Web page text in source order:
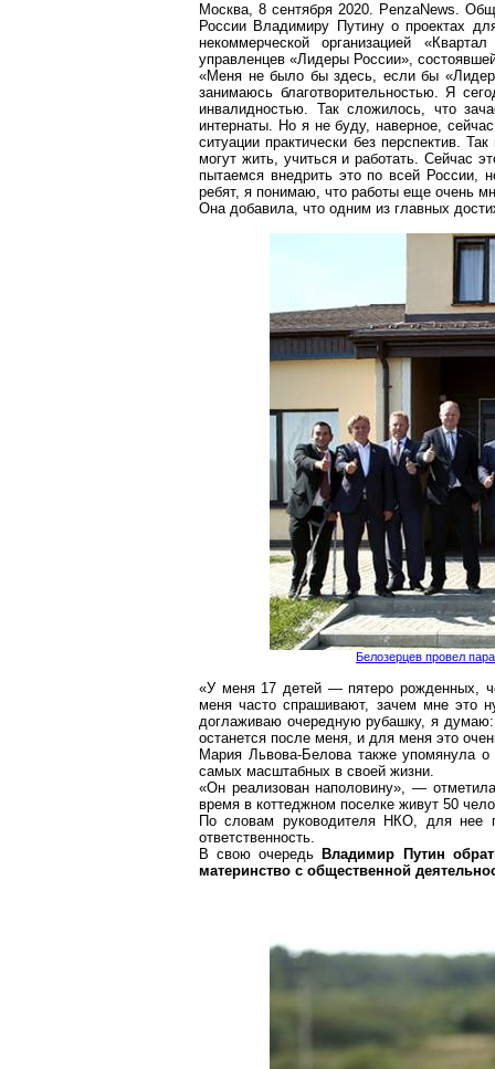
Москва, 8 сентября 2020. PenzaNews.
России Владимиру Путину о проектах
некоммерческой организацией
управленцев «Лидеры России»,
«Меня не было бы здесь, если бы
занимаюсь благотворительностью. Я
инвалидностью. Так сложилось, что
интернаты. Но я не буду, наверное,
ситуации практически без перспектив.
могут жить, учиться и работать. Сейчас
пытаемся внедрить это по всей России,
ребят, я понимаю, что работы еще очень
Она добавила, что одним из главных
Белозерцев провел
«У меня 17 детей — пятеро рожденных,
меня часто спрашивают, зачем мне это
доглаживаю очередную рубашку, я
останется после меня, и для меня это
Мария Львова-Белова также упомянула о
самых масштабных в своей жизни.
«Он реализован наполовину», —
время в коттеджном поселке живут 50
По словам руководителя НКО, для нее
ответственность.
В свою очередь Владимир Путин
материнство с общественной